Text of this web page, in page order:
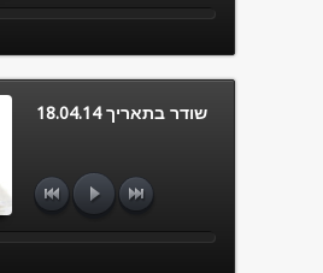
שודר בתאריך 18.04.14